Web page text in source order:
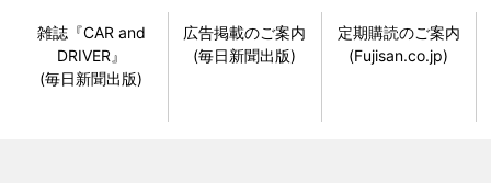
雑誌『CAR and
DRIVER』
(毎日新聞出版)
広告掲載のご案内
(毎日新聞出版)
定期購読のご案内
(Fujisan.co.jp)